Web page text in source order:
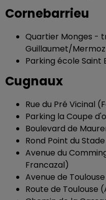
Cornebarrieu
Quartier Monges -
Guillaumet/Mermoz
Parking école Saint
Cugnaux
Rue du Pré Vicinal
Parking la Coupe
Boulevard de
Rond Point du Stade
Avenue du
Francazal)
Avenue de
Route de Toulouse